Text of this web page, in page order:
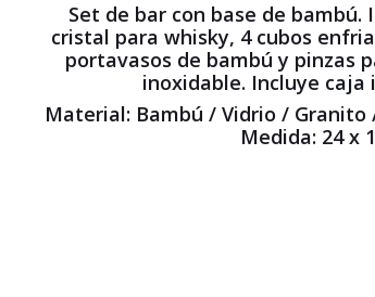
Set de bar con base de bambú.
cristal para whisky, 4 cubos
portavasos de bambú y pinzas
inoxidable. Incluye caja
Material: Bambú / Vidrio /
Medida: 24 x 19.5